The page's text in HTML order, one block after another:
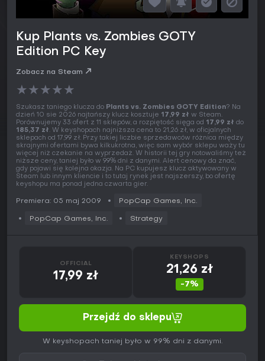
Kup Plants vs. Zombies GOTY
Edition PC Key
Zobacz na Steam
★★★★★
Szukasz taniego klucza do Plants vs. Zombies GOTY Edition? Na
dzień 10 sie 2026 najtańszy klucz kosztuje 17,99 zł w Steam.
Porównujemy 33 ofert z 11 sklepów, a rozpiętość sięga od 17,99 zł do
185,37 zł. W keyshopach najniższa cena to 21,26 zł, w oficjalnych
sklepach od 17,99 zł. Przy takiej liczbie sprzedawców różnica między
skrajnymi ofertami bywa kilkukrotna, więc sam wybór sklepu waży tu
więcej niż czekanie na wyprzedaż. W historii tej gry notowaliśmy też
niższe ceny, taniej było w 99% dni z danymi. Alert cenowy da znać,
gdy pojawi się kolejna okazja. Na PC kupujesz klucz aktywowany w
Steam lub innym kliencie i to tutaj rynek jest najszerszy, bo ofertę
keyshopu ma ponad jedna czwarta gier.
Premiera: 05 maj 2009 PopCap Games, Inc.
PopCap Games, Inc. Strategy
OFFICIAL
17,99 zł
KEYSHOPS
21,26 zł
-7%
Przejdź do sklepu
W keyshopach taniej było w 99% dni z danymi.